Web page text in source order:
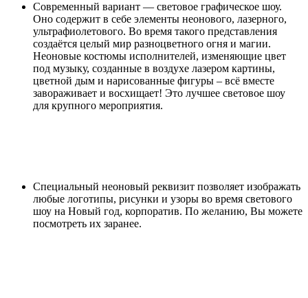
Современный вариант — световое графическое шоу.
Оно содержит в себе элементы неонового, лазерного,
ультрафиолетового. Во время такого представления
создаётся целый мир разноцветного огня и магии.
Неоновые костюмы исполнителей, изменяющие цвет
под музыку, созданные в воздухе лазером картины,
цветной дым и нарисованные фигуры – всё вместе
завораживает и восхищает! Это лучшее световое шоу
для крупного мероприятия.
Специальный неоновый реквизит позволяет изображать
любые логотипы, рисунки и узоры во время светового
шоу на Новый год, корпоратив. По желанию, Вы можете
посмотреть их заранее.